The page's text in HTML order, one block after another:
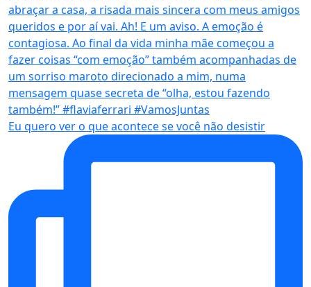
Eu quero ver o que acontece se você não desistir